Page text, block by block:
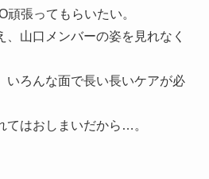
頑張ってもらいたい。
、山口メンバーの姿を見れなく
いろんな面で長い長いケアが必
てはおしまいだから…。